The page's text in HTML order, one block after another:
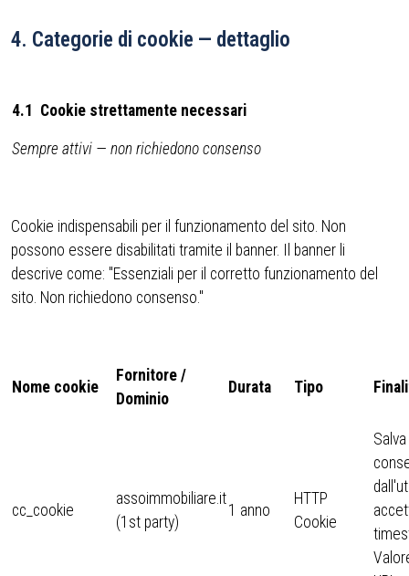
4. Categorie di cookie — dettaglio
4.1 Cookie strettamente necessari
Sempre attivi — non richiedono consenso
Cookie indispensabili per il funzionamento del sito. Non
possono essere disabilitati tramite il banner. Il banner li
descrive come: "Essenziali per il corretto funzionamento del
sito. Non richiedono consenso."
Nome cookie
Fornitore /
Dominio
Durata Tipo
cc_cookie
assoimmobiliare.it
(1st party)
1 anno
HTTP
Cookie